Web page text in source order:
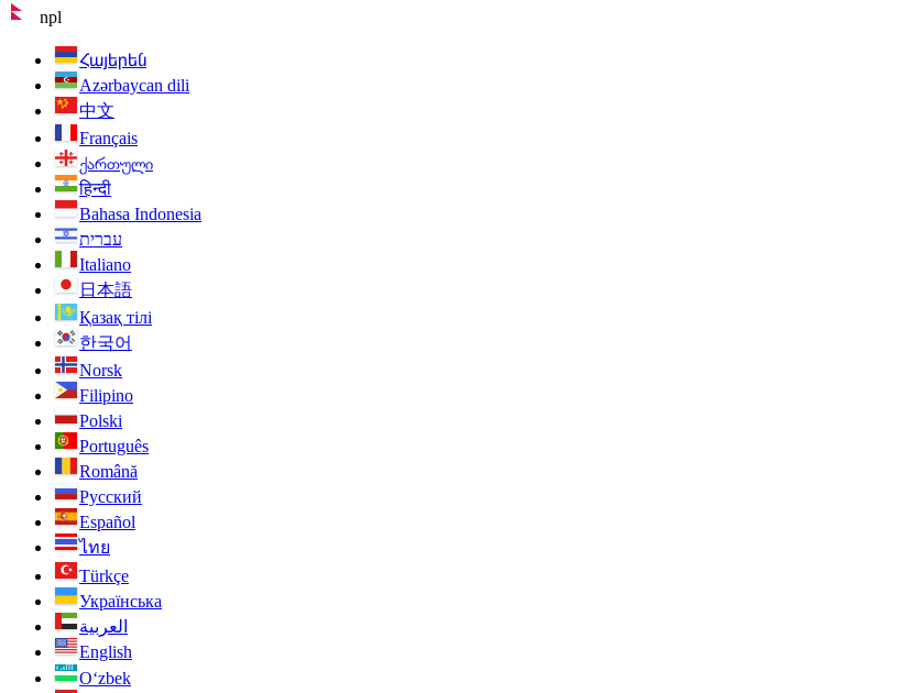
npl
Հայերեն
Azərbaycan dili
中文
Français
ქართული
हिन्दी
Bahasa Indonesia
עברית
Italiano
日本語
Қазақ тілі
한국어
Norsk
Filipino
Polski
Português
Română
Русский
Español
ไทย
Türkçe
Українська
العربية
English
O‘zbek